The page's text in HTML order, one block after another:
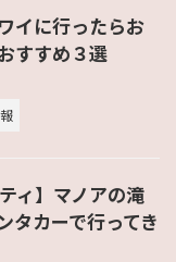
イに行ったらお
すすめ３選
ィ】マノアの滝
タカーで行ってき